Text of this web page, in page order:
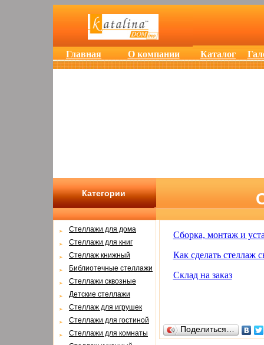
Главная О компании Каталог
Категории
Cтеллажи для дома
Cтеллажи для книг
Стеллаж книжный
Библиотечные стеллажи
Стеллажи сквозные
Детские стеллажи
Стеллаж для игрушек
Стеллажи для гостиной
Стеллажи для комнаты
Сборка, монтаж и
Как сделать стеллаж
Склад на заказ
Поделиться…